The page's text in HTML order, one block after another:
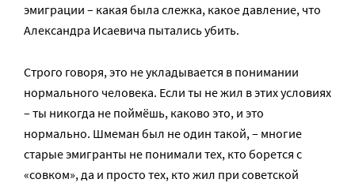
эмиграции – какая была слежка, какое давление, что
Александра Исаевича пытались убить.
Строго говоря, это не укладывается в понимании
нормального человека. Если ты не жил в этих условиях
– ты никогда не поймёшь, каково это, и это
нормально. Шмеман был не один такой, – многие
старые эмигранты не понимали тех, кто борется с
«совком», да и просто тех, кто жил при советской